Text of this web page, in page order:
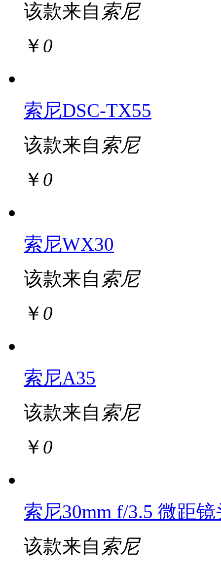
该款来自 索尼
￥ 0
索尼DSC-TX55
该款来自 索尼
￥ 0
索尼WX30
该款来自 索尼
￥ 0
索尼A35
该款来自 索尼
￥ 0
索尼30mm f/3.5 微距镜
该款来自 索尼